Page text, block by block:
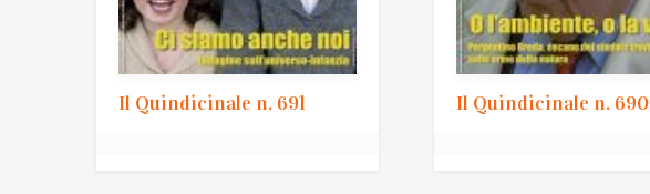
Il Quindicinale n. 691 Il Quindicinale n. 690